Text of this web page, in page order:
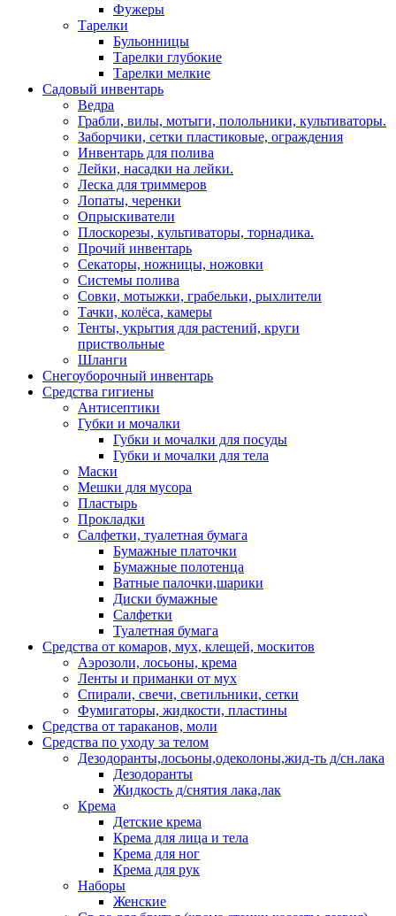
Фужеры
Тарелки
Бульонницы
Тарелки глубокие
Тарелки мелкие
Садовый инвентарь
Ведра
Грабли, вилы, мотыги, полольники, культиваторы.
Заборчики, сетки пластиковые, ограждения
Инвентарь для полива
Лейки, насадки на лейки.
Леска для триммеров
Лопаты, черенки
Опрыскиватели
Плоскорезы, культиваторы, торнадика.
Прочий инвентарь
Секаторы, ножницы, ножовки
Системы полива
Совки, мотыжки, грабельки, рыхлители
Тачки, колёса, камеры
Тенты, укрытия для растений, круги
приствольные
Шланги
Снегоуборочный инвентарь
Средства гигиены
Антисептики
Губки и мочалки
Губки и мочалки для посуды
Губки и мочалки для тела
Маски
Мешки для мусора
Пластырь
Прокладки
Салфетки, туалетная бумага
Бумажные платочки
Бумажные полотенца
Ватные палочки,шарики
Диски бумажные
Салфетки
Туалетная бумага
Средства от комаров, мух, клещей, москитов
Аэрозоли, лосьоны, крема
Ленты и приманки от мух
Спирали, свечи, светильники, сетки
Фумигаторы, жидкости, пластины
Средства от тараканов, моли
Средства по уходу за телом
Дезодоранты,лосьоны,одеколоны,жид-ть д/сн.лака
Дезодоранты
Жидкость д/снятия лака,лак
Крема
Детские крема
Крема для лица и тела
Крема для ног
Крема для рук
Наборы
Женские